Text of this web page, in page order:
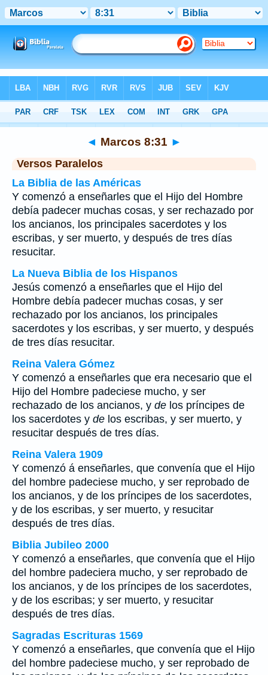
>Marcos Capítulo 8> Verso 31
◄ Marcos 8:31 ►
Versos Paralelos
La Biblia de las Américas
Y comenzó a enseñarles que el Hijo del Hombre
debía padecer muchas cosas, y ser rechazado por
los ancianos, los principales sacerdotes y los
escribas, y ser muerto, y después de tres días
resucitar.
La Nueva Biblia de los Hispanos
Jesús comenzó a enseñarles que el Hijo del
Hombre debía padecer muchas cosas, y ser
rechazado por los ancianos, los principales
sacerdotes y los escribas, y ser muerto, y después
de tres días resucitar.
Reina Valera Gómez
Y comenzó a enseñarles que era necesario que el
Hijo del Hombre padeciese mucho, y ser
rechazado de los ancianos, y de los príncipes de
los sacerdotes y de los escribas, y ser muerto, y
resucitar después de tres días.
Reina Valera 1909
Y comenzó á enseñarles, que convenía que el Hijo
del hombre padeciese mucho, y ser reprobado de
los ancianos, y de los príncipes de los sacerdotes,
y de los escribas, y ser muerto, y resucitar
después de tres días.
Biblia Jubileo 2000
Y comenzó a enseñarles, que convenía que el Hijo
del hombre padeciera mucho, y ser reprobado de
los ancianos, y de los príncipes de los sacerdotes,
y de los escribas; y ser muerto, y resucitar
después de tres días.
Sagradas Escrituras 1569
Y comenzó a enseñarles, que convenía que el Hijo
del hombre padeciese mucho, y ser reprobado de